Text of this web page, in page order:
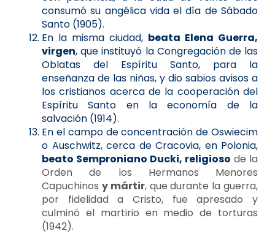
consumó su angélica vida el día de Sábado
Santo (1905).
En la misma ciudad, beata Elena Guerra,
virgen, que instituyó la Congregación de las
Oblatas del Espíritu Santo, para la
enseñanza de las niñas, y dio sabios avisos a
los cristianos acerca de la cooperación del
Espíritu Santo en la economía de la
salvación (1914).
En el campo de concentración de Oswiecim
o Auschwitz, cerca de Cracovia, en Polonia,
beato Semproniano Ducki, religioso de la
Orden de los Hermanos Menores
Capuchinos y mártir, que durante la guerra,
por fidelidad a Cristo, fue apresado y
culminó el martirio en medio de torturas
(1942).